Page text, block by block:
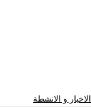
الاخبار و الانشطة